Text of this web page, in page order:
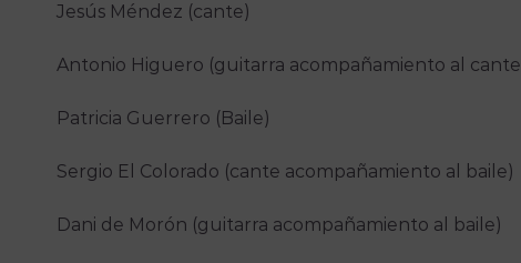
Jesús Méndez (cante)
Antonio Higuero (guitarra acompañamiento al
Patricia Guerrero (Baile)
Sergio El Colorado (cante acompañamiento al baile)
Dani de Morón (guitarra acompañamiento al baile)